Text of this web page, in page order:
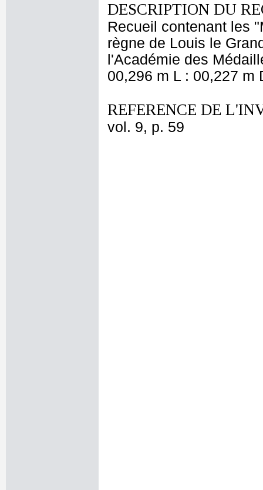
DESCRIPTION DU
Recueil contenant les
règne de Louis le
l'Académie des
00,296 m L : 00,227 m
REFERENCE DE
vol. 9, p. 59